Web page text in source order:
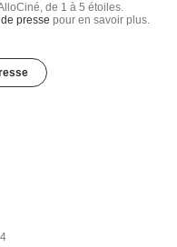
de 1 à 5 étoiles.
presse pour en savoir plus.